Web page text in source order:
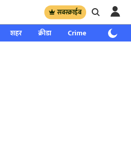
सबस्क्राईब
शहर क्रीडा Crime साप्ताहिक